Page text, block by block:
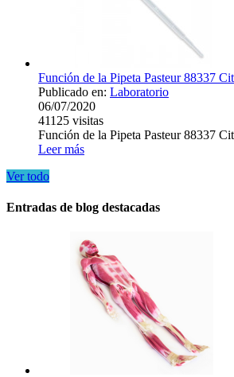
Función de la Pipeta Pasteur 88337
Publicado en: Laboratorio
06/07/2020
41125 visitas
Función de la Pipeta Pasteur 88337
Leer más
Ver todo
Entradas de blog destacadas